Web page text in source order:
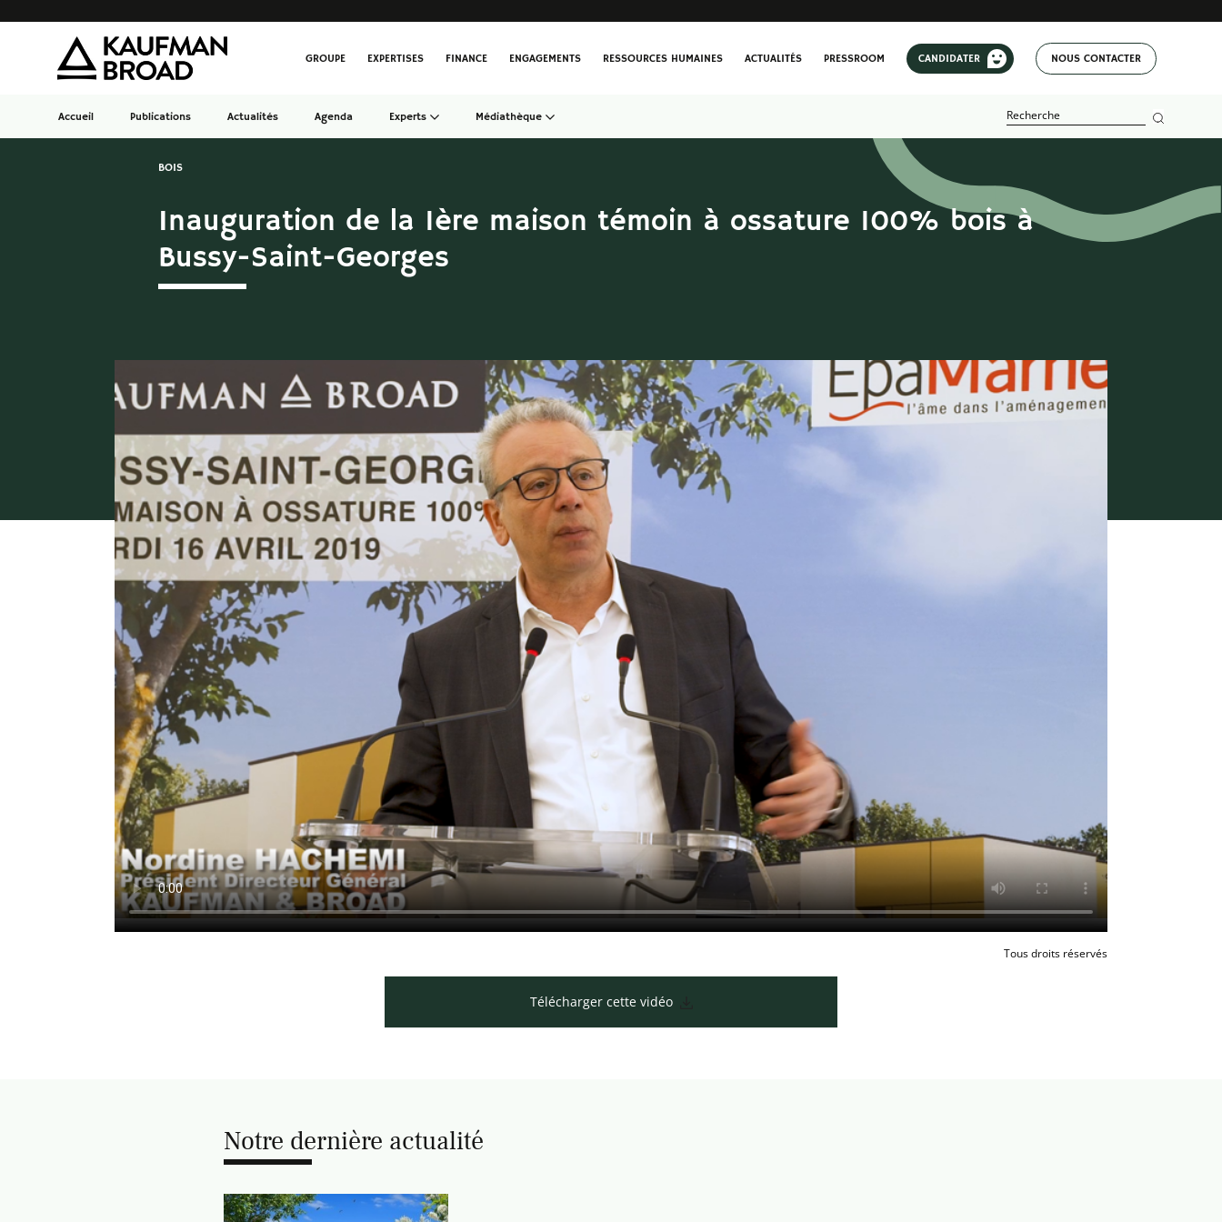
GROUPE EXPERTISES FINANCE ENGAGEMENTS RESSOURCES HUMAINES ACTUALITÉS PRESSROOM CANDIDATER NOUS CONTACTER
Accueil Publications Actualités Agenda Experts Médiathèque
BOIS
Inauguration de la 1ère maison témoin à ossature 100% bois à
Bussy-Saint-Georges
Tous droits réservés
Télécharger cette vidéo
Notre dernière actualité